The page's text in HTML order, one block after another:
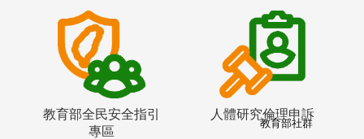
教育部全民安全指引
專區
人體研究倫理申訴
教育部社群